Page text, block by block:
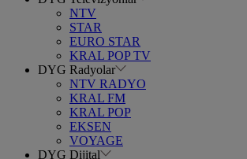
NTV
STAR
EURO STAR
KRAL POP TV
DYG Radyolar
NTV RADYO
KRAL FM
KRAL POP
EKSEN
VOYAGE
DYG Dijital